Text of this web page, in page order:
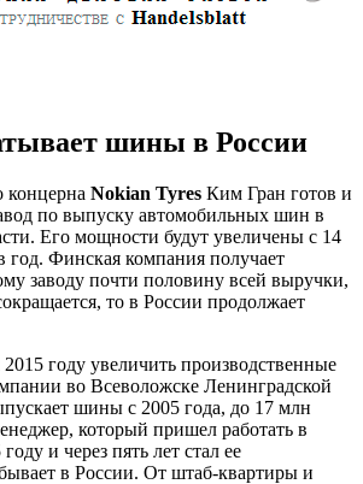
шины в России
концерна Nokian Tyres Ким Гран готов и
по выпуску автомобильных шин в
Его мощности будут увеличены с 14
Финская компания получает
заводу почти половину всей выручки,
то в России продолжает
году увеличить производственные
во Всеволожске Ленинградской
шины с 2005 года, до 17 млн
который пришел работать в
и через пять лет стал ее
в России. От штаб-квартиры и